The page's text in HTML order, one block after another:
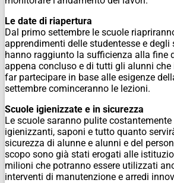
Le date di riapertura
Dal primo settembre le scuole
apprendimenti delle studentesse e degli
hanno raggiunto la sufficienza alla fine
appena concluso e di tutti gli alunni
far partecipare in base alle esigenze
settembre cominceranno le lezioni.
Scuole igienizzate e in sicurezza
Le scuole saranno pulite
igienizzanti, saponi e tutto quanto
sicurezza di alunne e alunni e del
scopo sono già stati erogati alle
milioni che potranno essere utilizzati
interventi di manutenzione e arredi